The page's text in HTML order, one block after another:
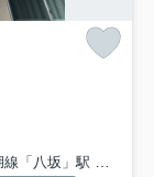
坂」駅 徒歩25分